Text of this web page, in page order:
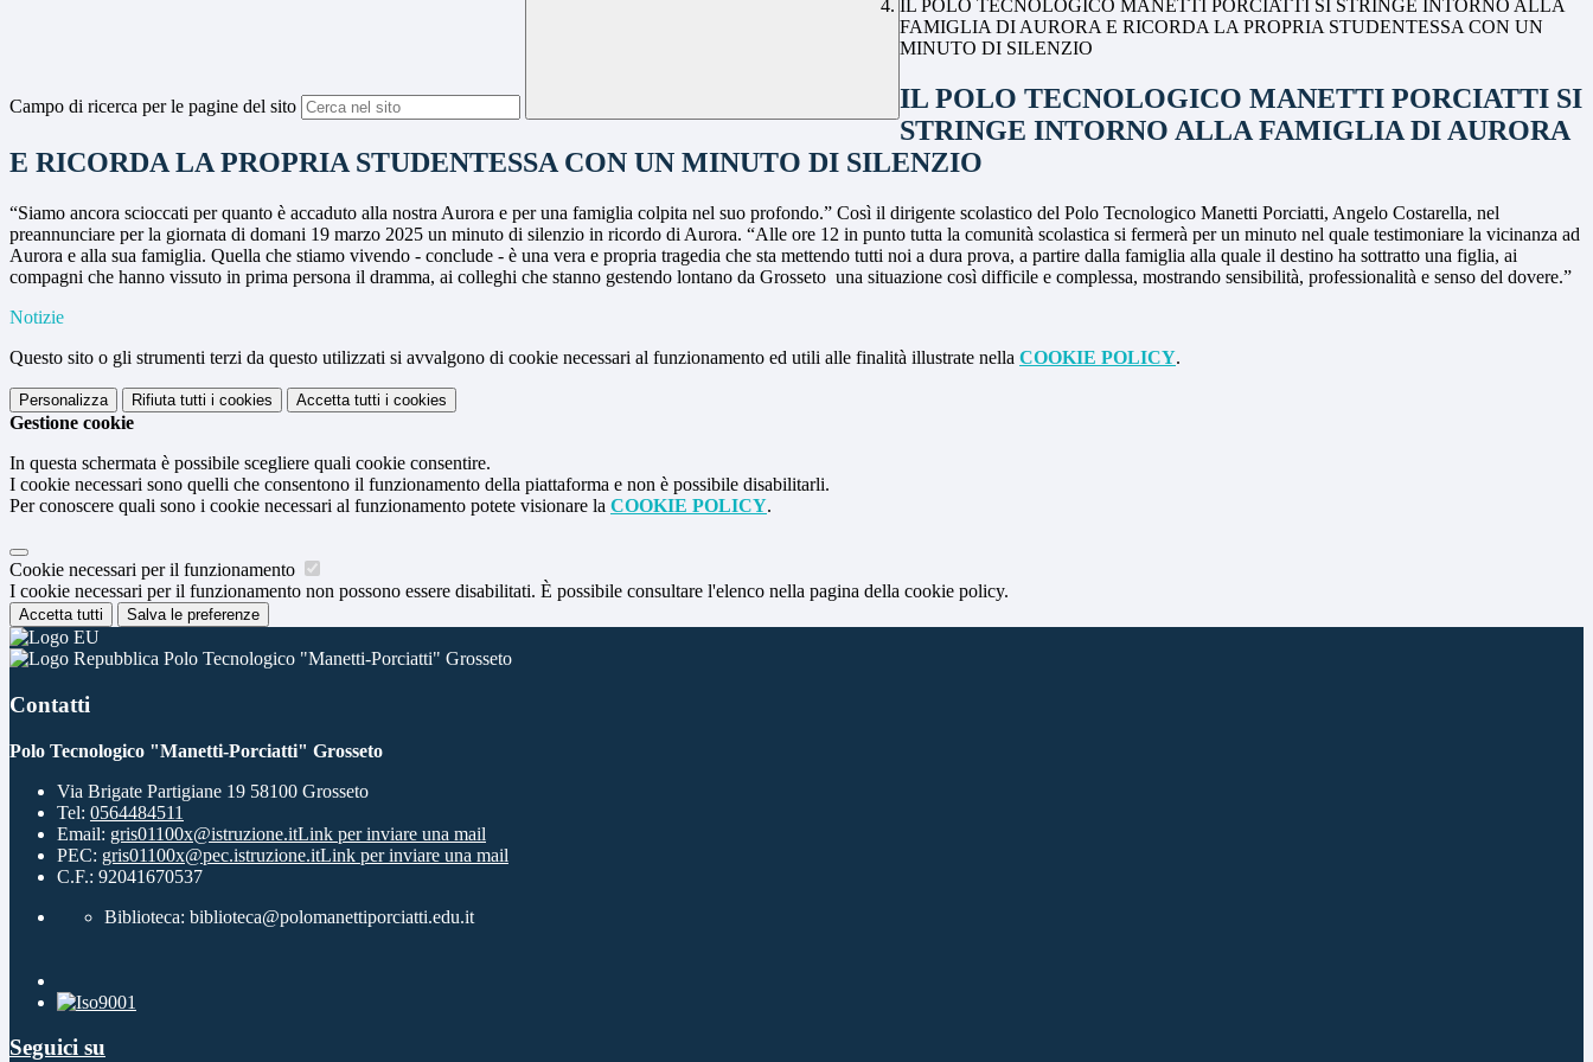
Campo di ricerca per le pagine del sito
IL POLO TECNOLOGICO MANETTI PORCIATTI SI STRINGE INTORNO ALLA
FAMIGLIA DI AURORA E RICORDA LA PROPRIA STUDENTESSA CON UN
MINUTO DI SILENZIO
IL POLO TECNOLOGICO MANETTI PORCIATTI SI
STRINGE INTORNO ALLA FAMIGLIA DI AURORA
E RICORDA LA PROPRIA STUDENTESSA CON UN MINUTO DI SILENZIO
“Siamo ancora scioccati per quanto è accaduto alla nostra Aurora e per una famiglia colpita nel suo profondo.” Così il dirigente scolastico del Polo Tecnologico Manetti Porciatti, Angelo Costarella, nel
preannunciare per la giornata di domani 19 marzo 2025 un minuto di silenzio in ricordo di Aurora. “Alle ore 12 in punto tutta la comunità scolastica si fermerà per un minuto nel quale testimoniare la vicinanza ad
Aurora e alla sua famiglia. Quella che stiamo vivendo - conclude - è una vera e propria tragedia che sta mettendo tutti noi a dura prova, a partire dalla famiglia alla quale il destino ha sottratto una figlia, ai
compagni che hanno vissuto in prima persona il dramma, ai colleghi che stanno gestendo lontano da Grosseto una situazione così difficile e complessa, mostrando sensibilità, professionalità e senso del dovere.”
Notizie
Questo sito o gli strumenti terzi da questo utilizzati si avvalgono di cookie necessari al funzionamento ed utili alle finalità illustrate nella COOKIE POLICY.
Personalizza Rifiuta tutti i cookies Accetta tutti i cookies
Gestione cookie
In questa schermata è possibile scegliere quali cookie consentire.
I cookie necessari sono quelli che consentono il funzionamento della piattaforma e non è possibile disabilitarli.
Per conoscere quali sono i cookie necessari al funzionamento potete visionare la COOKIE POLICY.
Cookie necessari per il funzionamento
I cookie necessari per il funzionamento non possono essere disabilitati. È possibile consultare l'elenco nella pagina della cookie policy.
Accetta tutti Salva le preferenze
Polo Tecnologico "Manetti-Porciatti" Grosseto
Contatti
Polo Tecnologico "Manetti-Porciatti" Grosseto
Via Brigate Partigiane 19 58100 Grosseto
Tel: 0564484511
Email: gris01100x@istruzione.itLink per inviare una mail
PEC: gris01100x@pec.istruzione.itLink per inviare una mail
C.F.: 92041670537
Biblioteca: biblioteca@polomanettiporciatti.edu.it
Seguici su